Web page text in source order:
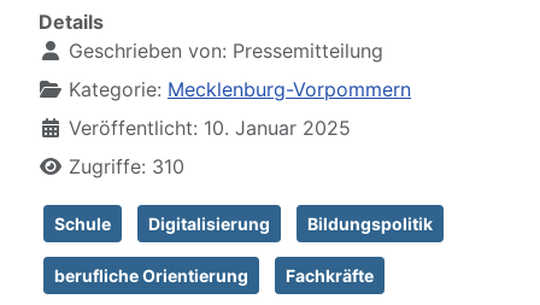
Details
Geschrieben von: Pressemitteilung
Kategorie: Mecklenburg-Vorpommern
Veröffentlicht: 10. Januar 2025
Zugriffe: 310
Schule Digitalisierung Bildungspolitik
berufliche Orientierung Fachkräfte